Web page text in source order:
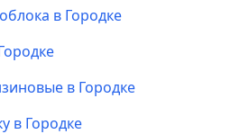
в Городке
в Городке
в Городке